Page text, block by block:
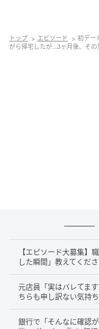
と泣きながら来島
ところが、来島さ
ーズしているだけ
は半信半疑で、2
す。
トップ エピソード
初デー
がら帰宅したが…3ヶ月後、その
【エピソード大募集】
した瞬間」教えてくだ
元店員「実はバレてま
ちらも申し訳ない気持ち
銀行で「そんなに確認